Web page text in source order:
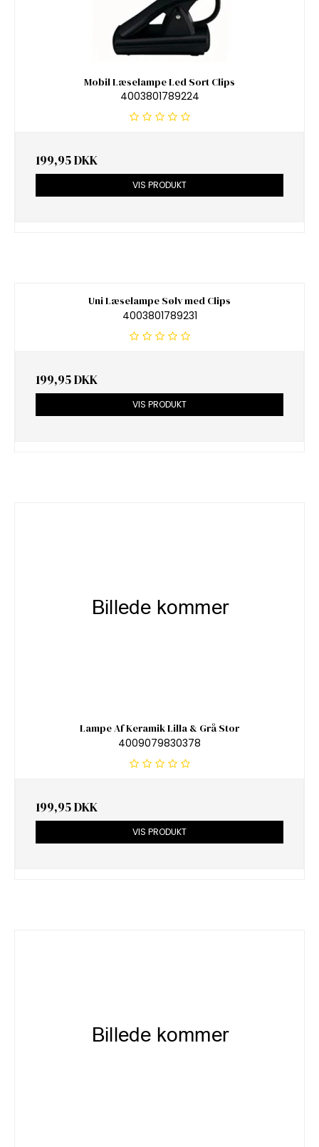
Mobil Læselampe Led Sort Clips
4003801789224
199,95 DKK
VIS PRODUKT
Uni Læselampe Sølv med Clips
4003801789231
199,95 DKK
VIS PRODUKT
Lampe Af Keramik Lilla & Grå Stor
4009079830378
199,95 DKK
VIS PRODUKT